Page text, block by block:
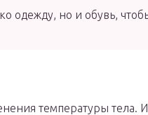
одежду, но и обувь,
температуры тела.